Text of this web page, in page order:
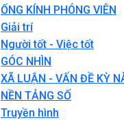
ỐNG KÍNH PHÓNG VIÊN
Giải trí
Người tốt - Việc tốt
GÓC NHÌN
XÃ LUẬN - VẤN ĐỀ KỲ
NỀN TẢNG SỐ
Truyền hình